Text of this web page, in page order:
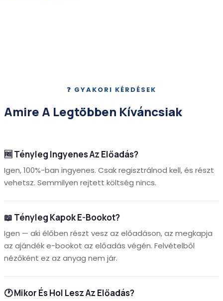
❓ GYAKORI KÉRDÉSEK
Amire A Legtöbben Kíváncsiak
🆓 Tényleg Ingyenes Az Előadás?
Igen, 100%-ban ingyenes. Csak regisztrálnod kell, és részt
vehetsz. Semmilyen rejtett költség nincs.
📖 Tényleg Kapok E-Bookot?
Igen — aki élőben részt vesz az előadáson, az megkapja
az ajándék e-bookot az előadás végén. Felvételből
nézőként ez az anyag nem jár.
🕐 Mikor És Hol Lesz Az Előadás?